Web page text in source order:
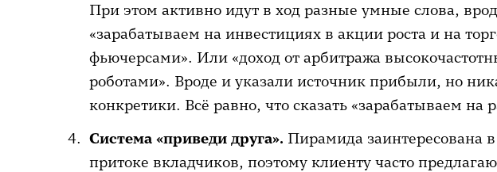
При этом активно идут в ход разные умные слова,
«зарабатываем на инвестициях в акции роста и на
фьючерсами». Или «доход от арбитража
роботами». Вроде и указали источник прибыли, но
конкретики. Всё равно, что сказать «зарабатываем на
Система «приведи друга». Пирамида заинтересована
притоке вкладчиков, поэтому клиенту часто